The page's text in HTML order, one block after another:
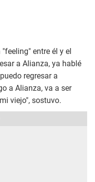
entre él y el
a Alianza, ya hablé
regresar a
a Alianza, va a ser
viejo", sostuvo.